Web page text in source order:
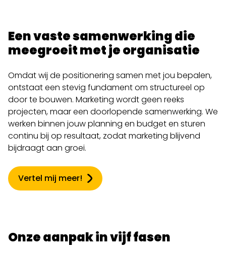
Een vaste samenwerking die
meegroeit met je organisatie
Omdat wij de positionering samen met jou bepalen,
ontstaat een stevig fundament om structureel op
door te bouwen. Marketing wordt geen reeks
projecten, maar een doorlopende samenwerking. We
werken binnen jouw planning en budget en sturen
continu bij op resultaat, zodat marketing blijvend
bijdraagt aan groei.
Vertel mij meer!
Onze aanpak in vijf fasen